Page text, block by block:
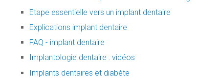
Etape essentielle vers un implant dentaire
Explications implant dentaire
FAQ - implant dentaire
Implantologie dentaire : vidéos
Implants dentaires et diabète